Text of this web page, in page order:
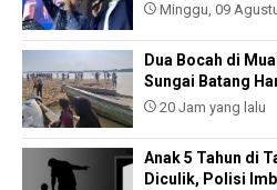
Minggu, 09
Dua Bocah di
Sungai Batang
20 Jam yang lalu
Anak 5 Tahun di
Diculik, Polisi